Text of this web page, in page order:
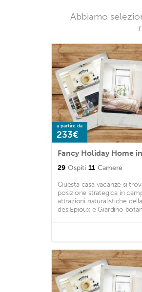
Abbiamo
a partire da
233€
29 Ospiti 11 Camere
Questa casa vacanze si
posizione strategica in
attrazioni naturalistiche
des Epioux e Giardino